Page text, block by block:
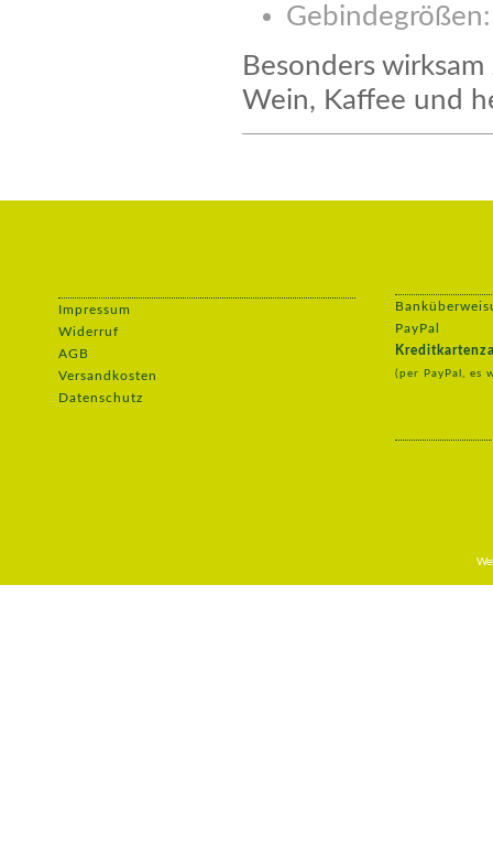
Besonders
Wein, Kaffee und
Impressum
Widerruf
AGB
Versandkosten
Datenschutz
PayPal
(per PayPal, es